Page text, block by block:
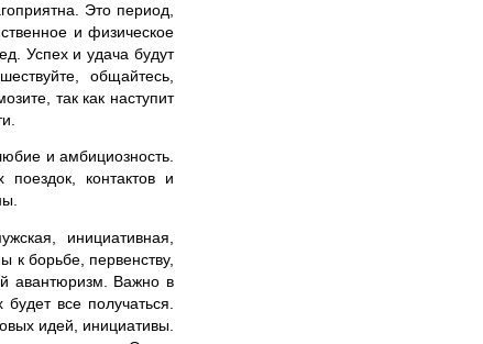
Это период,
и физическое
Успех и удача будут
общайтесь,
так как наступит
и амбициозность.
контактов и
инициативная,
к борьбе, первенству,
авантюризм. Важно в
все получаться.
идей, инициативы.